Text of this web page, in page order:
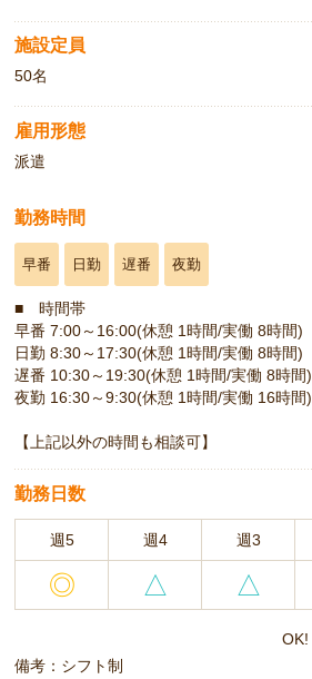
施設定員
50名
雇用形態
派遣
勤務時間
早番 日勤 遅番 夜勤
■ 時間帯
早番 7:00～16:00(休憩 1時間/実働 8時間)
日勤 8:30～17:30(休憩 1時間/実働 8時間)
遅番 10:30～19:30(休憩 1時間/実働 8時間)
夜勤 16:30～9:30(休憩 1時間/実働 16時間)
【上記以外の時間も相談可】
勤務日数
週5 週4 週3
◎ △ △
OK!
備考：シフト制